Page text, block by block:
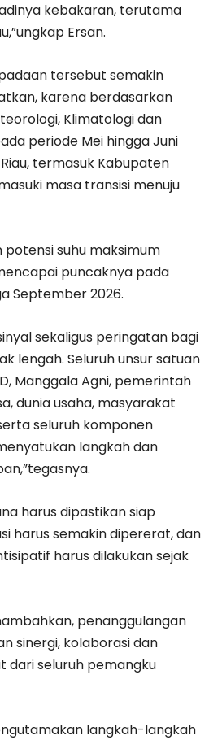
kebakaran, terutama
Ersan.
tersebut semakin
karena berdasarkan
Klimatologi dan
periode Mei hingga Juni
termasuk Kabupaten
masa transisi menuju
potensi suhu maksimum
puncaknya pada
September 2026.
sekaligus peringatan bagi
lengah. Seluruh unsur satuan
Manggala Agni, pemerintah
dunia usaha, masyarakat
seluruh komponen
langkah dan
harus dipastikan siap
harus semakin dipererat, dan
harus dilakukan sejak
penanggulangan
sinergi, kolaborasi dan
dari seluruh pemangku
langkah-langkah